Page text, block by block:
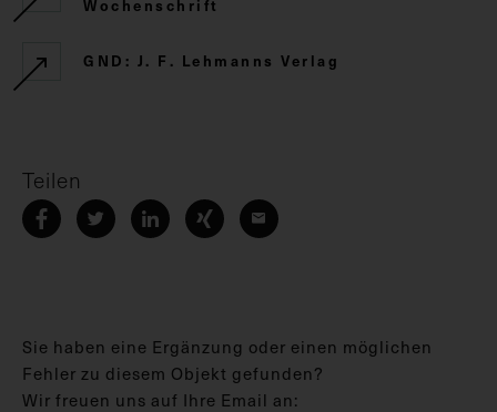
Wochenschrift
GND: J. F. Lehmanns Verlag
Teilen
Sie haben eine Ergänzung oder einen möglichen
Fehler zu diesem Objekt gefunden?
Wir freuen uns auf Ihre Email an: